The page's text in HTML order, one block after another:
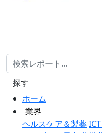
ホーム
業界
ヘルスケア＆製薬
探す